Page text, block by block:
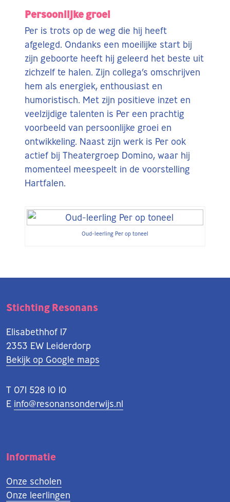
Persoonlijke groei
Per is trots op de weg die hij heeft
afgelegd. Ondanks een moeilijke start bij
zijn geboorte heeft hij geleerd het beste uit
zichzelf te halen. Zijn collega’s omschrijven
hem als energiek, enthousiast en
humoristisch. Met zijn positieve inzet en
veelzijdige talenten is Per een prachtig
voorbeeld van persoonlijke groei en
ontwikkeling. Naast zijn werk is Per ook
actief bij Theatergroep Domino, waar hij
momenteel meespeelt in de voorstelling
Hartfalen.
Oud-leerling Per op toneel
Stichting Resonans
Elisabethhof 17
2353 EW Leiderdorp
Bekijk op Google maps
T 071 528 10 10
E info@resonansonderwijs.nl
Informatie
Onze scholen
Onze leerlingen